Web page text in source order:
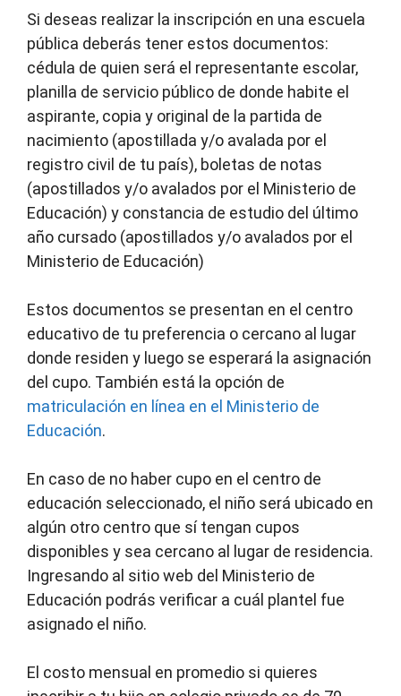
Si deseas realizar la inscripción en una escuela
pública deberás tener estos documentos:
cédula de quien será el representante escolar,
planilla de servicio público de donde habite el
aspirante, copia y original de la partida de
nacimiento (apostillada y/o avalada por el
registro civil de tu país), boletas de notas
(apostillados y/o avalados por el Ministerio de
Educación) y constancia de estudio del último
año cursado (apostillados y/o avalados por el
Ministerio de Educación)
Estos documentos se presentan en el centro
educativo de tu preferencia o cercano al lugar
donde residen y luego se esperará la asignación
del cupo. También está la opción de
matriculación en línea en el Ministerio de
Educación.
En caso de no haber cupo en el centro de
educación seleccionado, el niño será ubicado en
algún otro centro que sí tengan cupos
disponibles y sea cercano al lugar de residencia.
Ingresando al sitio web del Ministerio de
Educación podrás verificar a cuál plantel fue
asignado el niño.
El costo mensual en promedio si quieres